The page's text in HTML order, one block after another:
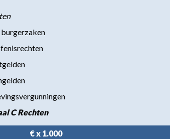
burgerzaken
C Rechten
€ x 1.000